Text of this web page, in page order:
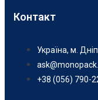
Контакт
Україна, м.
+38 (056) 790-